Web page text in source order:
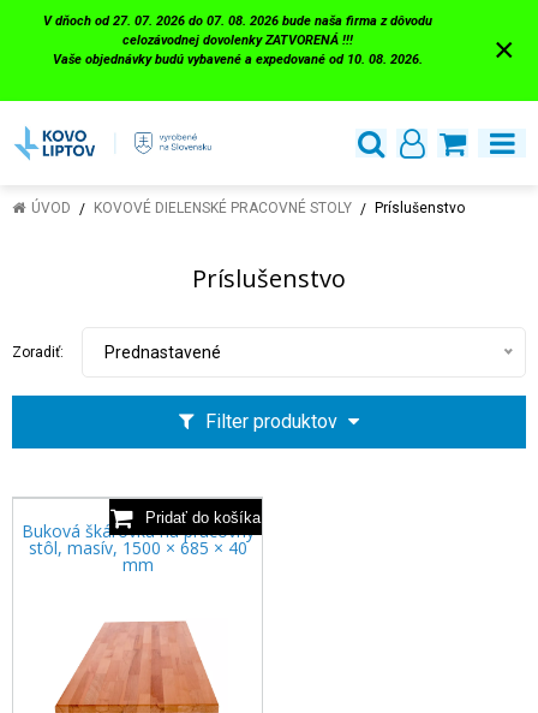
V dňoch od 27. 07. 2026 do 07. 08. 2026 bude naša firma z dôvodu
celozávodnej dovolenky ZATVORENÁ !!!
Vaše objednávky budú vybavené a expedované od 10. 08. 2026.
×
ÚVOD KOVOVÉ DIELENSKÉ PRACOVNÉ STOLY Príslušenstvo
Príslušenstvo
Filter produktov
Zoradiť: Prednastavené
Buková škárovka na pracovný
stôl, masív, 1500 × 685 × 40
mm